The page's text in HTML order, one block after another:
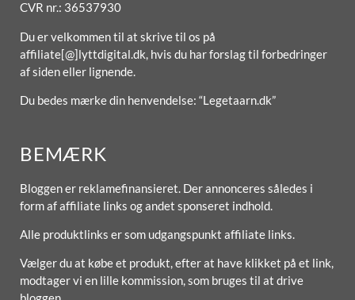
CVR nr.: 36537930
Du er velkommen til at skrive til os på
affiliate[@]lyttdigital.dk, hvis du har forslag til forbedringer
af siden eller lignende.
Du bedes mærke din henvendelse: “Legetaarn.dk”
BEMÆRK
Bloggen er reklamefinansieret. Der annonceres således i
form af affiliate links og andet sponseret indhold.
Alle produktlinks er som udgangspunkt affiliate links.
Vælger du at købe et produkt, efter at have klikket på et link,
modtager vi en lille kommission, som bruges til at drive